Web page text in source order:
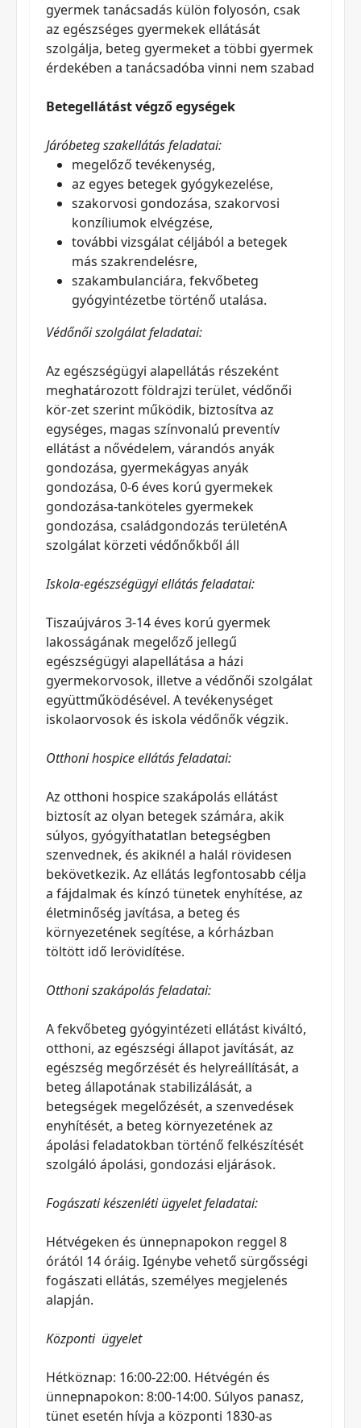
gyermek tanácsadás külön folyosón, csak
az egészséges gyermekek ellátását
szolgálja, beteg gyermeket a többi gyermek
érdekében a tanácsadóba vinni nem szabad
Betegellátást végző egységek
Járóbeteg szakellátás feladatai:
megelőző tevékenység,
az egyes betegek gyógykezelése,
szakorvosi gondozása, szakorvosi
konzíliumok elvégzése,
további vizsgálat céljából a betegek
más szakrendelésre,
szakambulanciára, fekvőbeteg
gyógyintézetbe történő utalása.
Védőnői szolgálat feladatai:
Az egészségügyi alapellátás részeként
meghatározott földrajzi terület, védőnői
kör-zet szerint működik, biztosítva az
egységes, magas színvonalú preventív
ellátást a nővédelem, várandós anyák
gondozása, gyermekágyas anyák
gondozása, 0-6 éves korú gyermekek
gondozása-tanköteles gyermekek
gondozása, családgondozás területénA
szolgálat körzeti védőnőkből áll
Iskola-egészségügyi ellátás feladatai:
Tiszaújváros 3-14 éves korú gyermek
lakosságának megelőző jellegű
egészségügyi alapellátása a házi
gyermekorvosok, illetve a védőnői szolgálat
együttműködésével. A tevékenységet
iskolaorvosok és iskola védőnők végzik.
Otthoni hospice ellátás feladatai:
Az otthoni hospice szakápolás ellátást
biztosít az olyan betegek számára, akik
súlyos, gyógyíthatatlan betegségben
szenvednek, és akiknél a halál rövidesen
bekövetkezik. Az ellátás legfontosabb célja
a fájdalmak és kínzó tünetek enyhítése, az
életminőség javítása, a beteg és
környezetének segítése, a kórházban
töltött idő lerövidítése.
Otthoni szakápolás feladatai:
A fekvőbeteg gyógyintézeti ellátást kiváltó,
otthoni, az egészségi állapot javítását, az
egészség megőrzését és helyreállítását, a
beteg állapotának stabilizálását, a
betegségek megelőzését, a szenvedések
enyhítését, a beteg környezetének az
ápolási feladatokban történő felkészítését
szolgáló ápolási, gondozási eljárások.
Fogászati készenléti ügyelet feladatai:
Hétvégeken és ünnepnapokon reggel 8
órától 14 óráig. Igénybe vehető sürgősségi
fogászati ellátás, személyes megjelenés
alapján.
Központi ügyelet
Hétköznap: 16:00-22:00. Hétvégén és
ünnepnapokon: 8:00-14:00. Súlyos panasz,
tünet esetén hívja a központi 1830-as